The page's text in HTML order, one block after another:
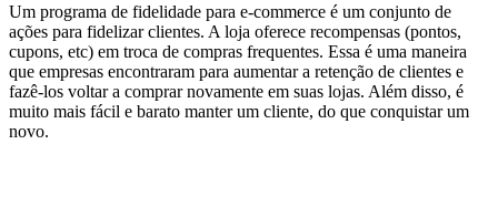
Um programa de fidelidade para e-commerce é um conjunto de
ações para fidelizar clientes. A loja oferece recompensas (pontos,
cupons, etc) em troca de compras frequentes. Essa é uma maneira
que empresas encontraram para aumentar a retenção de clientes e
fazê-los voltar a comprar novamente em suas lojas. Além disso, é
muito mais fácil e barato manter um cliente, do que conquistar um
novo.